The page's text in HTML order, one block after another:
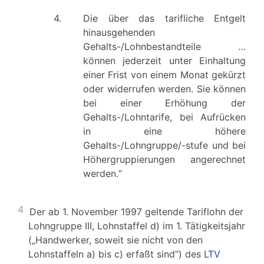
4.
Die über das tarifliche Entgelt
hinausgehenden
Gehalts-/Lohnbestandteile …
können jederzeit unter Einhaltung
einer Frist von einem Monat gekürzt
oder widerrufen werden. Sie können
bei einer Erhöhung der
Gehalts-/Lohntarife, bei Aufrücken
in eine höhere
Gehalts-/Lohngruppe/-stufe und bei
Höhergruppierungen angerechnet
werden.“
4 Der ab 1. November 1997 geltende Tariflohn der
Lohngruppe III, Lohnstaffel d) im 1. Tätigkeitsjahr
(„Handwerker, soweit sie nicht von den
Lohnstaffeln a) bis c) erfaßt sind“) des LTV